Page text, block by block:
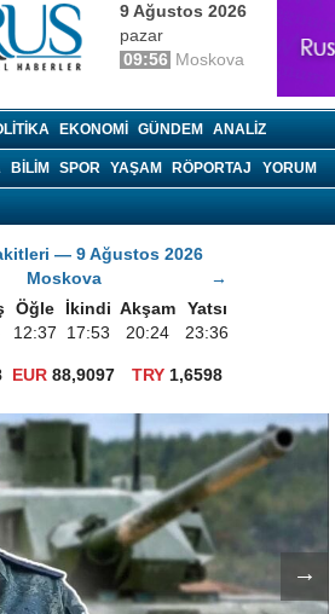
9 Ağustos 2026
pazar
09:56 Moskova
EKONOMI GÜNDEM ANALIZ
BILIM SPOR YAŞAM RÖPORTAJ YORUM
— 9 Ağustos 2026
Moskova
→
Öğle İkindi Akşam
Yatsı
12:37 17:53 20:24 23:36
EUR 88,9097 TRY1,6598
→